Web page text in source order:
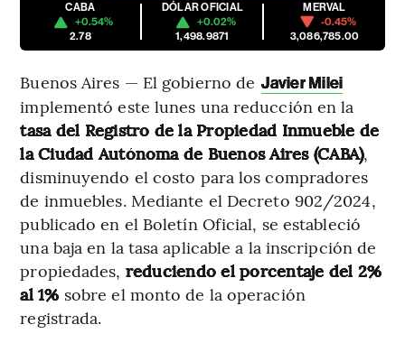
CABA
+0.54%
2.78
DÓLAR OFICIAL
+0.02%
1,498.9871
MERVAL
-0.45%
3,086,785.00
Buenos Aires — El gobierno de Javier Milei
implementó este lunes una reducción en la
tasa del Registro de la Propiedad Inmueble de
la Ciudad Autónoma de Buenos Aires (CABA),
disminuyendo el costo para los compradores
de inmuebles. Mediante el Decreto 902/2024,
publicado en el Boletín Oficial, se estableció
una baja en la tasa aplicable a la inscripción de
propiedades, reduciendo el porcentaje del 2%
al 1% sobre el monto de la operación
registrada.